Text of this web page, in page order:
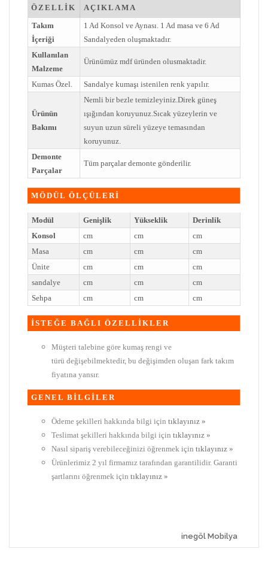
ÖZELLİK
AÇIKLAMA
Takım
İçeriği
1 Ad Konsol ve Aynası. 1 Ad masa ve 6 Ad
Sandalyeden oluşmaktadır.
Kullanılan
Malzeme
Ürünümüz mdf üründen olusmaktadir.
Kumas Özel. Sandalye kumaşı istenilen renk yapılır.
Ürünün
Bakımı
Nemli bir bezle temizleyiniz.Direk güneş
ışığından koruyunuz.Sıcak yüzeylerin ve
suyun uzun süreli yüzeye temasından
koruyunuz.
Demonte
Parçalar
Tüm parçalar demonte gönderilir.
MÖDÜL ÖLÇÜLERİ
Modül Genişlik Yükseklik
Derinlik
Konsol
cm cm
cm
Masa
cm cm
cm
Ünite
cm cm
cm
sandalye
cm cm
cm
Sehpa
cm cm cm
İSTEĞE BAĞLI ÖZELLİKLER
Müşteri talebine göre kumaş rengi ve
türü değişebilmektedir, bu değişimden oluşan fark takım
fiyatına yansır.
GENEL BİLGİLER
Ödeme şekilleri hakkında bilgi için tıklayınız »
Teslimat şekilleri hakkında bilgi için tıklayınız »
Nasıl sipariş verebileceğinizi öğrenmek için tıklayınız »
Ürünlerimiz 2 yıl firmamız tarafından garantilidir. Garanti
şartlarını öğrenmek için tıklayınız »
inegöl Mobilya